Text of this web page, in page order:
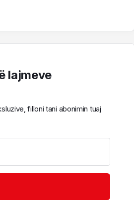
lajmeve
filloni tani abonimin tuaj